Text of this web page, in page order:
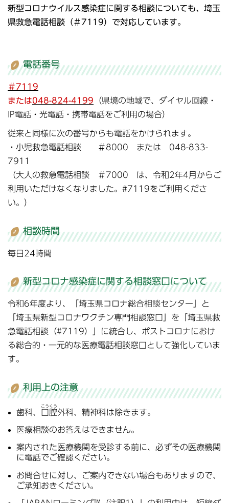
新型コロナウイルス感染症に関する相談についても、埼玉
県救急電話相談（＃7119）で対応しています。
電話番号
＃7119
または048-824-4199 （県境の地域で、ダイヤル回線・
IP電話・光電話・携帯電話をご利用の場合）
従来と同様に次の番号からも電話をかけられます。
・小児救急電話相談 ＃8000 または 048-833-
7911
（大人の救急電話相談 ＃7000 は、令和2年4月からご
利用いただけなくなりました。#7119をご利用くださ
い。）
相談時間
毎日24時間
新型コロナ感染症に関する相談窓口について
令和6年度より、「埼玉県コロナ総合相談センター」と
「埼玉県新型コロナワクチン専門相談窓口」を「埼玉県救
急電話相談（#7119）」に統合し、ポストコロナにおけ
る総合的・一元的な医療電話相談窓口として強化していま
す。
利用上の注意
歯科、 口腔
こうくう
外科、精神科は除きます。
医療相談のお答えはできません。
案内された医療機関を受診する前に、必ずその医療機関
に電話でご確認ください。
お問合せに対し、ご案内できない場合もありますので、
ご承知おきください。